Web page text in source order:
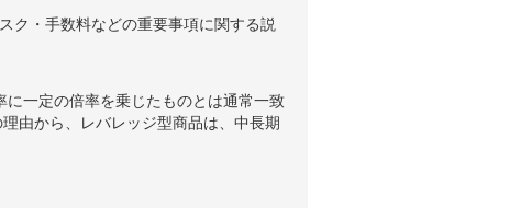
ク・手数料などの重要事項に関する説
一定の倍率を乗じたものとは通常一致
由から、レバレッジ型商品は、中長期